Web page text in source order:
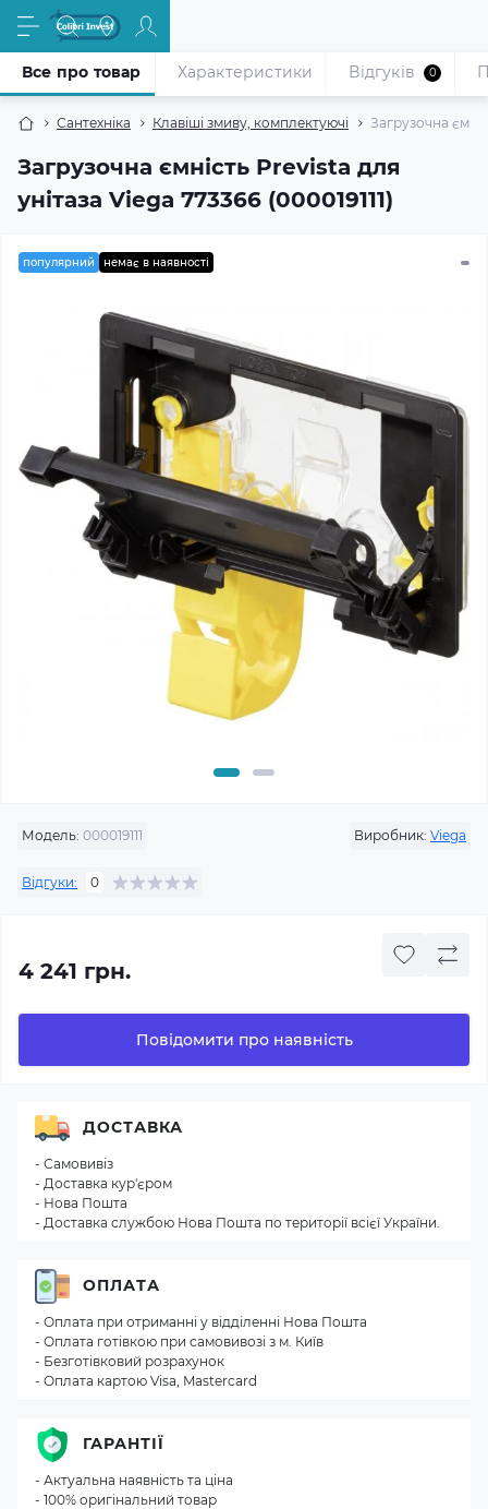
Сантехніка Клавіші змиву, комплектуючі Загрузочна
Загрузочна ємність Prevista для
унiтаза Viega 773366 (000019111)
Все про товар Характеристики Відгуків 0
популярний немає в наявності
Модель: 000019111 Виробник: Viega
Відгуки: 0
4 241 грн.
Повідомити про наявність
ДОСТАВКА
- Самовивіз
- Доставка кур'єром
- Нова Пошта
- Доставка службою Нова Пошта по території всієї України.
ОПЛАТА
- Оплата при отриманні у відділенні Нова Пошта
- Оплата готівкою при самовивозі з м. Київ
- Безготівковий розрахунок
- Оплата картою Visa, Mastercard
ГАРАНТІЇ
- Актуальна наявність та ціна
- 100% оригінальний товар